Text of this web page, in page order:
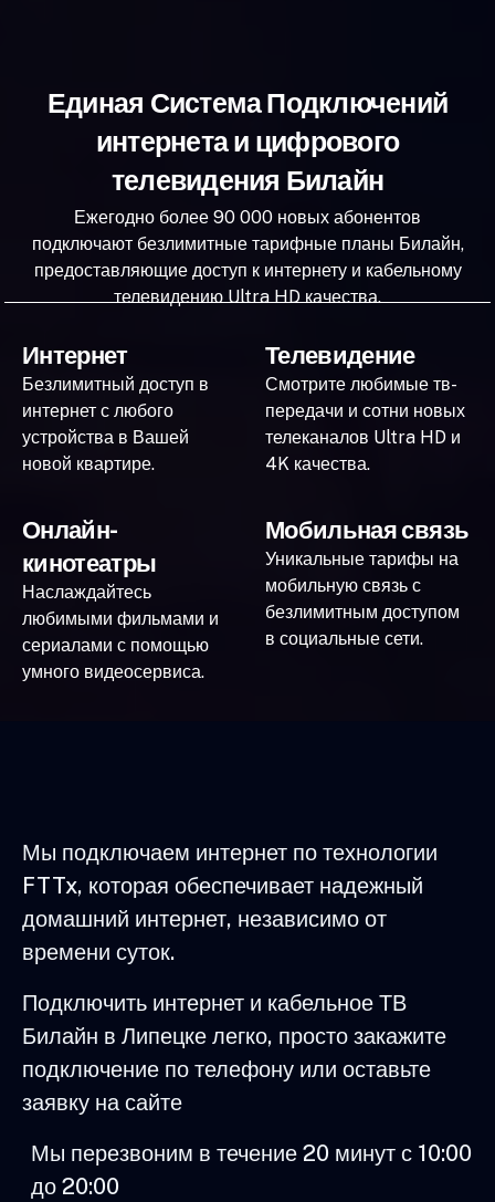
Единая Система Подключений
интернета и цифрового
телевидения Билайн
Ежегодно более 90 000 новых абонентов
подключают безлимитные тарифные планы Билайн,
предоставляющие доступ к интернету и кабельному
телевидению Ultra HD качества.
Интернет
Безлимитный доступ в
интернет с любого
устройства в Вашей
новой квартире.
Телевидение
Смотрите любимые тв-
передачи и сотни новых
телеканалов Ultra HD и
4K качества.
Онлайн-
кинотеатры
Наслаждайтесь
любимыми фильмами и
сериалами с помощью
умного видеосервиса.
Мобильная связь
Уникальные тарифы на
мобильную связь с
безлимитным доступом
в социальные сети.
Мы подключаем интернет по технологии
FTTx, которая обеспечивает надежный
домашний интернет, независимо от
времени суток.
Подключить интернет и кабельное ТВ
Билайн в Липецке легко, просто закажите
подключение по телефону или оставьте
заявку на сайте
Мы перезвоним в течение 20 минут с 10:00
до 20:00